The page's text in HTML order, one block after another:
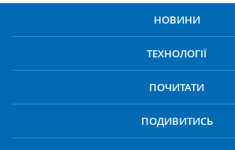
НОВИНИ
ТЕХНОЛОГІЇ
ПОЧИТАТИ
ПОДИВИТИСЬ